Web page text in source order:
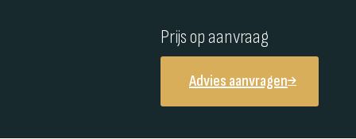
Prijs op aanvraag
Advies aanvragen